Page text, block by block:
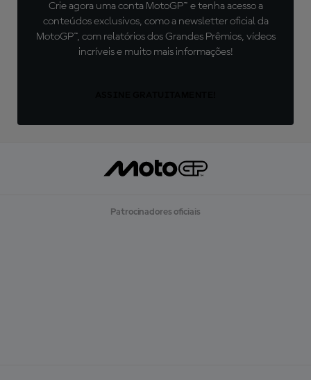
Crie agora uma conta MotoGP™ e tenha acesso a
conteúdos exclusivos, como a newsletter oficial da
MotoGP™, com relatórios dos Grandes Prêmios, vídeos
incríveis e muito mais informações!
Patrocinadores oficiais